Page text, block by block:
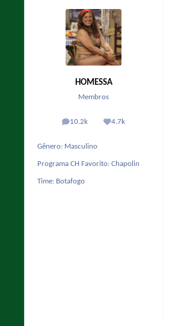
HOMESSA
Membros
10.2k
posts 4.7k
Reputação
Gênero: Masculino
Programa CH Favorito: Chapolin
Time: Botafogo